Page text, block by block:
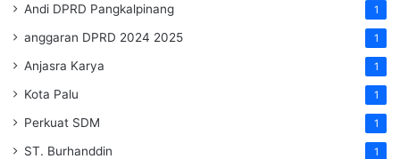
Andi DPRD Pangkalpinang 1
anggaran DPRD 2024 2025 1
Anjasra Karya 1
Kota Palu 1
Perkuat SDM 1
ST. Burhanddin 1